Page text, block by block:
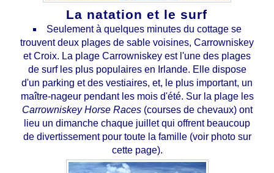
La natation et le surf
Seulement à quelques minutes du cottage se
trouvent deux plages de sable voisines, Carrowniskey
et Croix. La plage Carrowniskey est l'une des plages
de surf les plus populaires en Irlande. Elle dispose
d'un parking et des vestiaires, et, le plus important, un
maître-nageur pendant les mois d'été. Sur la plage les
Carrowniskey Horse Races(courses de chevaux) ont
lieu un dimanche chaque juillet qui offrent beaucoup
de divertissement pour toute la famille (voir photo sur
cette page).